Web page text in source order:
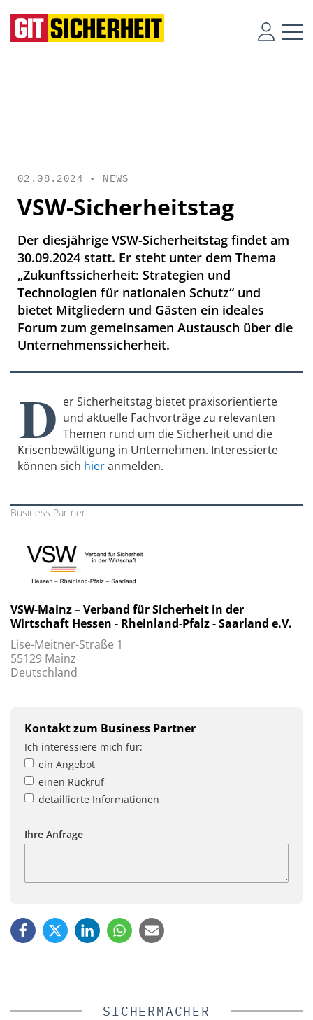
02.08.2024 • NEWS
VSW-Sicherheitstag
Der diesjährige VSW-Sicherheitstag findet am
30.09.2024 statt. Er steht unter dem Thema
„Zukunftssicherheit: Strategien und
Technologien für nationalen Schutz“ und
bietet Mitgliedern und Gästen ein ideales
Forum zum gemeinsamen Austausch über die
Unternehmenssicherheit.
D er Sicherheitstag bietet praxisorientierte
und aktuelle Fachvorträge zu relevanten
Themen rund um die Sicherheit und die
Krisenbewältigung in Unternehmen. Interessierte
können sich hieranmelden.
Business Partner
VSW-Mainz – Verband für Sicherheit in der
Wirtschaft Hessen - Rheinland-Pfalz - Saarland e.V.
Lise-Meitner-Straße 1
55129 Mainz
Deutschland
Kontakt zum Business Partner
Ich interessiere mich für:
ein Angebot
einen Rückruf
detaillierte Informationen
Ihre Anfrage
SICHERMACHER